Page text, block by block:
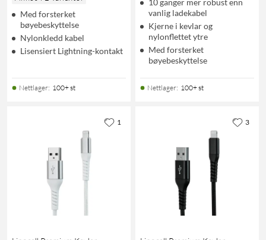
Med forsterket
bøyebeskyttelse
Nylonkledd kabel
Lisensiert Lightning-kontakt
Nettlager: 100+ st
10 ganger mer robust enn
vanlig ladekabel
Kjerne i kevlar og
nylonflettet ytre
Med forsterket
bøyebeskyttelse
Nettlager: 100+ st
1 3